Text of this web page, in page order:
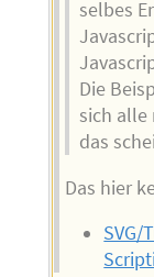
selbes
Die
sich
das
Das hier
SVG/